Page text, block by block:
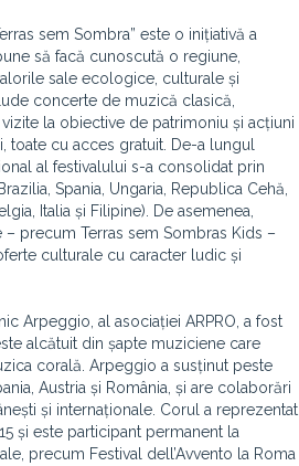
sem Sombra” este o inițiativă a
să facă cunoscută o regiune,
sale ecologice, culturale și
concerte de muzică clasică,
la obiective de patrimoniu și acțiuni
toate cu acces gratuit. De-a lungul
al festivalului s-a consolidat prin
Spania, Ungaria, Republica Cehă,
Italia și Filipine). De asemenea,
precum Terras sem Sombras Kids –
culturale cu caracter ludic și
Arpeggio, al asociației ARPRO, a fost
alcătuit din șapte muziciene care
corală. Arpeggio a susținut peste
Austria și România, și are colaborări
și internaționale. Corul a reprezentat
și este participant permanent la
precum Festival dell’Avvento la Roma